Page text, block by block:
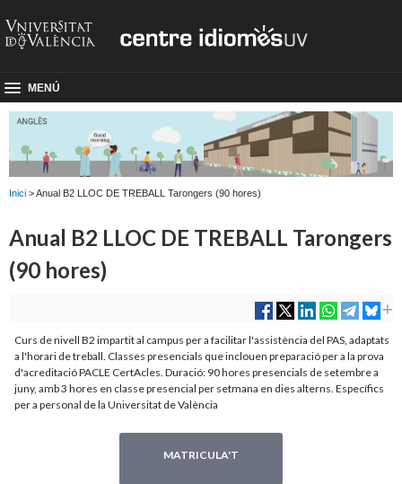
MENÚ
Inici > Anual B2 LLOC DE TREBALL Tarongers (90 hores)
Anual B2 LLOC DE TREBALL Tarongers
(90 hores)
Curs de nivell B2 impartit al campus per a facilitar l'assistència del PAS, adaptats
a l'horari de treball. Classes presencials que inclouen preparació per a la prova
d'acreditació PACLE CertAcles. Duració: 90 hores presencials de setembre a
juny, amb 3 hores en classe presencial per setmana en dies alterns. Específics
per a personal de la Universitat de València
MATRICULA'T